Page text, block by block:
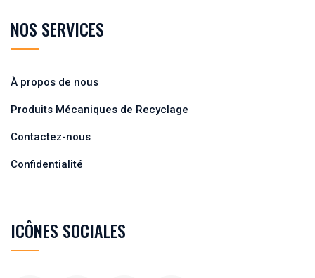
NOS SERVICES
À propos de nous
Produits Mécaniques de Recyclage
Contactez-nous
Confidentialité
ICÔNES SOCIALES